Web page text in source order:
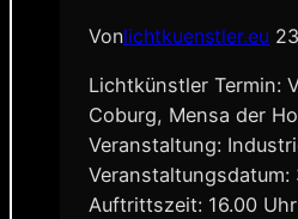
Vonlichtkuenstler.eu
Lichtkünstler Termin:
Coburg, Mensa der
Veranstaltung:
Veranstaltungsdatum:
Auftrittszeit: 16.00